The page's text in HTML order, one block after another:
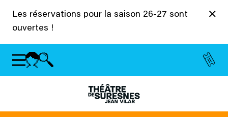
Les réservations pour la saison 26-27 sont
ouvertes !